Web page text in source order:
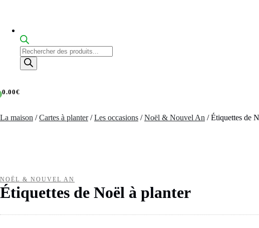
Recherche
de
produits
0.00€
La maison /Cartes à planter/Les occasions /Noël & Nouvel An / Étiquettes de
NOËL & NOUVEL AN
Étiquettes de Noël à planter